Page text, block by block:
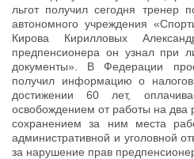
льгот получил сегодня тренер
автономного учреждения
Кирова Кирилловых
предпенсионера он узнал при
документы». В Федерации
получил информацию о
достижении 60 лет,
освобождением от работы на два
сохранением за ним места
административной и уголовной
за нарушение прав